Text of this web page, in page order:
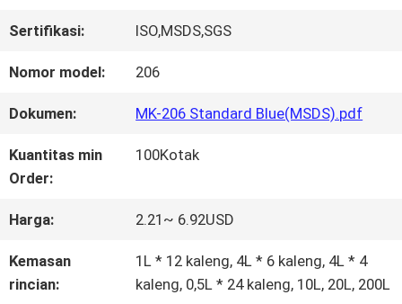
WISATA
PABRIK
KONTROL
KUALITAS
Sertifikasi: ISO,MSDS,SGS
Nomor model: 206
Dokumen: MK-206 Standard Blue(MSDS).pdf
Kuantitas min
Order:
100Kotak
Harga: 2.21~ 6.92USD
Kemasan
rincian:
1L * 12 kaleng, 4L * 6 kaleng, 4L * 4
kaleng, 0,5L * 24 kaleng, 10L, 20L, 200L